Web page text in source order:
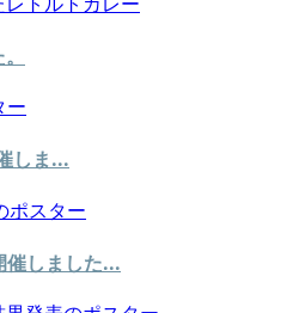
しま...
しました...